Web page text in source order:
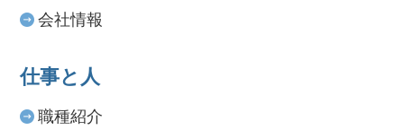
会社情報
仕事と人
職種紹介